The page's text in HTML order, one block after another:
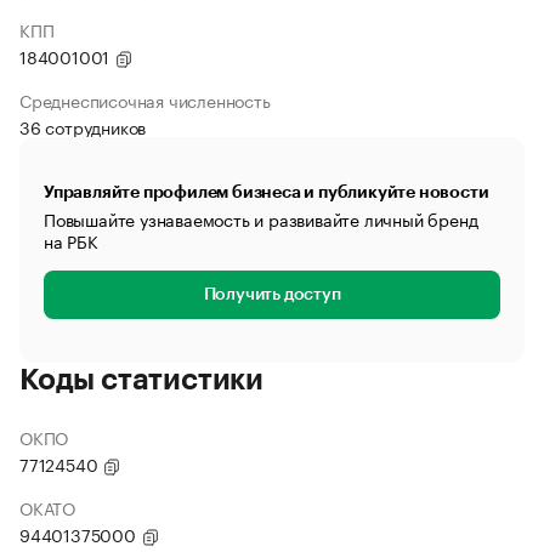
КПП
184001001
Среднесписочная численность
36 сотрудников
Управляйте профилем бизнеса и публикуйте новости
Повышайте узнаваемость и развивайте личный бренд
на РБК
Получить доступ
Коды статистики
ОКПО
77124540
ОКАТО
94401375000